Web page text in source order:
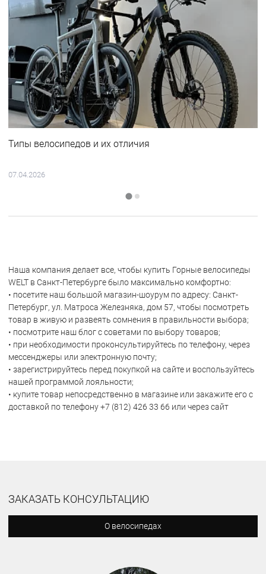
Типы велосипедов и их отличия
07.04.2026
Наша компания делает все, чтобы купить Горные велосипеды
WELT в Санкт-Петербурге было максимально комфортно:
• посетите наш большой магазин-шоурум по адресу: Санкт-
Петербург, ул. Матроса Железняка, дом 57, чтобы посмотреть
товар в живую и развеять сомнения в правильности выбора;
• посмотрите наш блог с советами по выбору товаров;
• при необходимости проконсультируйтесь по телефону, через
мессенджеры или электронную почту;
• зарегистрируйтесь перед покупкой на сайте и воспользуйтесь
нашей программой лояльности;
• купите товар непосредственно в магазине или закажите его с
доставкой по телефону +7 (812) 426 33 66 или через сайт
ЗАКАЗАТЬ КОНСУЛЬТАЦИЮ
О велосипедах